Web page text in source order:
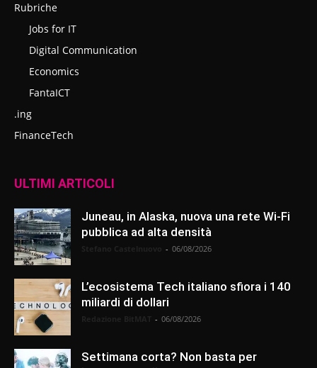
Rubriche
Jobs for IT
Digital Communication
Economics
FantaICT
.ing
FinanceTech
ULTIMI ARTICOLI
Juneau, in Alaska, nuova una rete Wi-Fi
pubblica ad alta densità
- 06/08/2026
L’ecosistema Tech italiano sfiora i 140
miliardi di dollari
- 06/08/2026
Settimana corta? Non basta per